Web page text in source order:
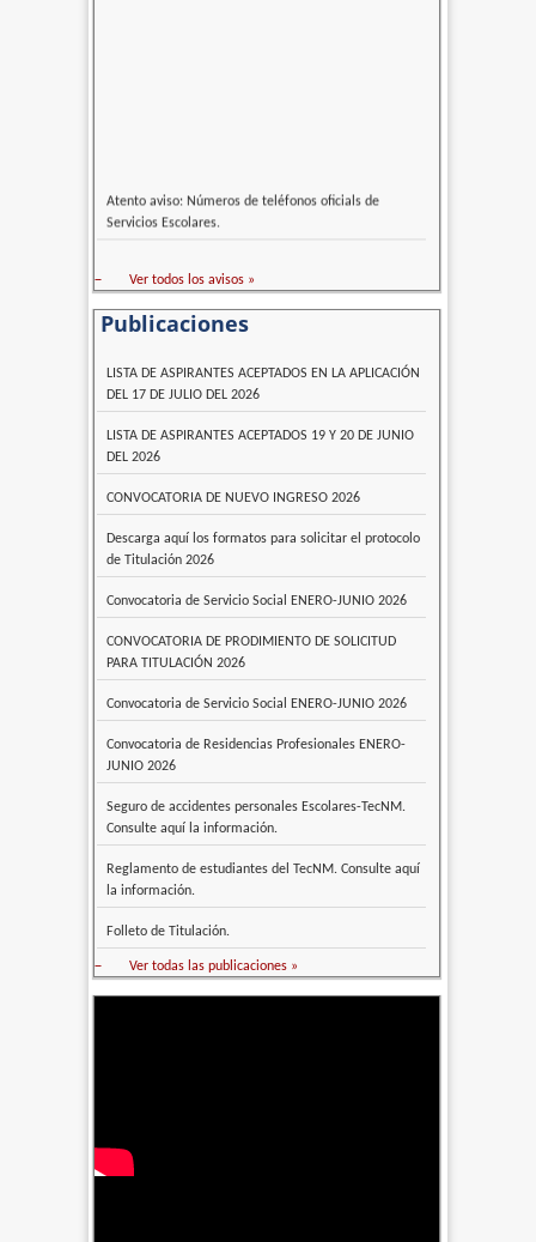
Atento aviso: Números de teléfonos oficials de
Servicios Escolares.
– Ver todos los avisos »
Publicaciones
LISTA DE ASPIRANTES ACEPTADOS EN LA APLICACIÓN
DEL 17 DE JULIO DEL 2026
LISTA DE ASPIRANTES ACEPTADOS 19 Y 20 DE JUNIO
DEL 2026
CONVOCATORIA DE NUEVO INGRESO 2026
Descarga aquí los formatos para solicitar el protocolo
de Titulación 2026
Convocatoria de Servicio Social ENERO-JUNIO 2026
CONVOCATORIA DE PRODIMIENTO DE SOLICITUD
PARA TITULACIÓN 2026
Convocatoria de Servicio Social ENERO-JUNIO 2026
Convocatoria de Residencias Profesionales ENERO-
JUNIO 2026
Seguro de accidentes personales Escolares-TecNM.
Consulte aquí la información.
Reglamento de estudiantes del TecNM. Consulte aquí
la información.
Folleto de Titulación.
– Ver todas las publicaciones »